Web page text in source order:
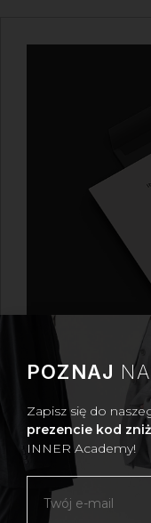
BON
Bon prezentowy
luksusowy prezent,
kobiecie –
wspólniczce w
doświadczenie z
POZNAJ
Zapisz się do
prezencie kod
INNER Academy!